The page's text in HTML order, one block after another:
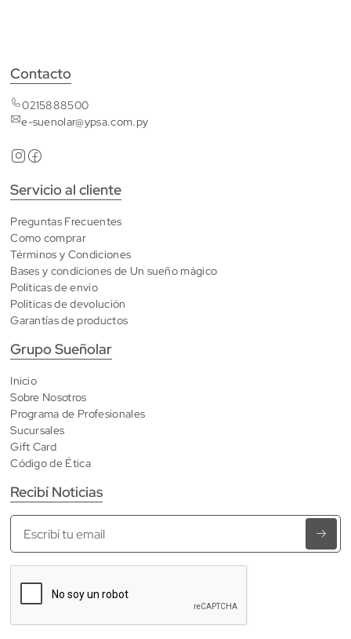
Contacto
0215888500
e-suenolar@ypsa.com.py
Servicio al cliente
Preguntas Frecuentes
Como comprar
Términos y Condiciones
Bases y condiciones de Un sueño mágico
Políticas de envío
Políticas de devolución
Garantías de productos
Grupo Sueñolar
Inicio
Sobre Nosotros
Programa de Profesionales
Sucursales
Gift Card
Código de Ética
Recibí Noticias